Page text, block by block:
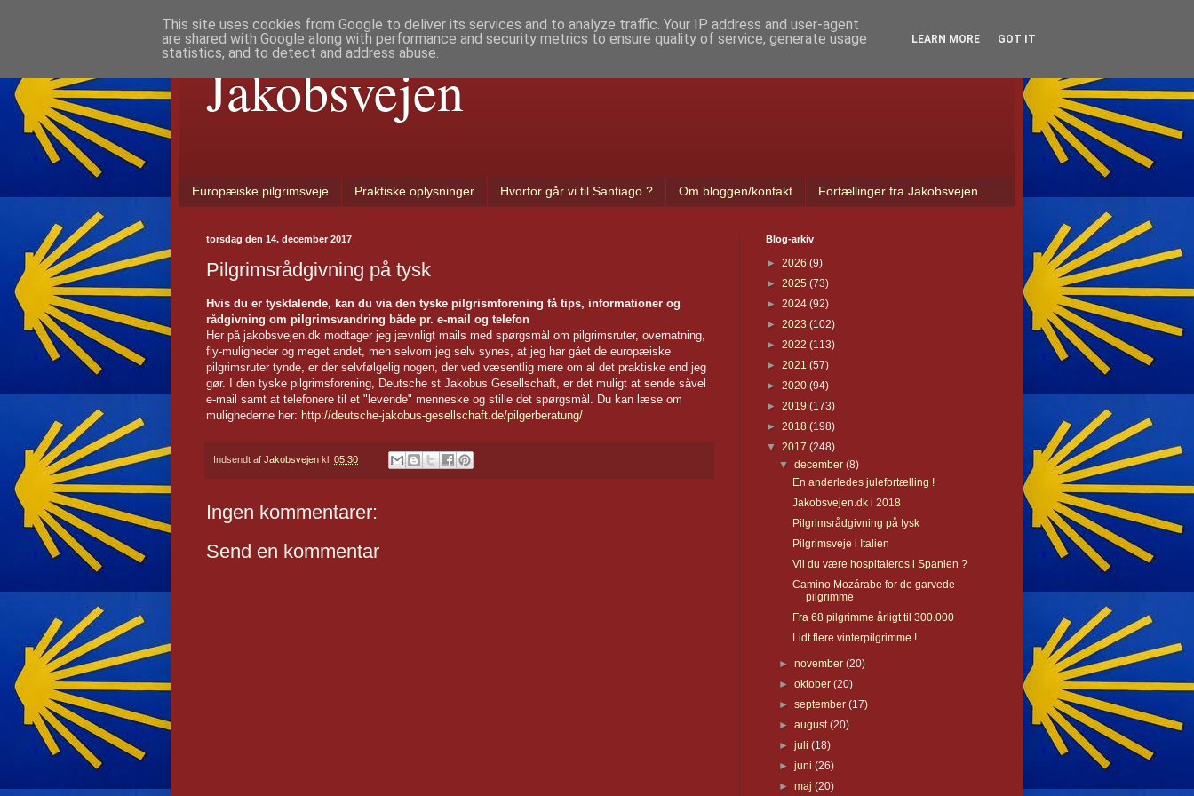
Jakobsvejen
Europæiske pilgrimsveje Praktiske oplysninger Hvorfor går vi til Santiago ? Om bloggen/kontakt Fortællinger fra Jakobsvejen
torsdag den 14. december 2017
Pilgrimsrådgivning på tysk
Hvis du er tysktalende, kan du via den tyske pilgrismforening få tips, informationer og
rådgivning om pilgrimsvandring både pr. e-mail og telefon
Her på jakobsvejen.dk modtager jeg jævnligt mails med spørgsmål om pilgrimsruter, overnatning,
fly-muligheder og meget andet, men selvom jeg selv synes, at jeg har gået de europæiske
pilgrimsruter tynde, er der selvfølgelig nogen, der ved væsentlig mere om al det praktiske end jeg
gør. I den tyske pilgrimsforening, Deutsche st Jakobus Gesellschaft, er det muligt at sende såvel
e-mail samt at telefonere til et "levende" menneske og stille det spørgsmål. Du kan læse om
mulighederne her: http://deutsche-jakobus-gesellschaft.de/pilgerberatung/
Indsendt af Jakobsvejen kl. 05.30
Ingen kommentarer:
Send en kommentar
Blog-arkiv
► 2026 (9)
► 2025 (73)
► 2024 (92)
► 2023 (102)
► 2022 (113)
► 2021 (57)
► 2020 (94)
► 2019 (173)
► 2018 (198)
▼ 2017 (248)
▼december(8)
En anderledes julefortælling !
Jakobsvejen.dk i 2018
Pilgrimsrådgivning på tysk
Pilgrimsveje i Italien
Vil du være hospitaleros i Spanien ?
Camino Mozárabe for de garvede
pilgrimme
Fra 68 pilgrimme årligt til 300.000
Lidt flere vinterpilgrimme !
►november(20)
►oktober(20)
►september(17)
►august(20)
►juli(18)
►juni(26)
►maj(20)
This site uses cookies from Google to deliver its services and to analyze traffic. Your IP address and user-agent
are shared with Google along with performance and security metrics to ensure quality of service, generate usage
statistics, and to detect and address abuse.
LEARN MORE GOT IT